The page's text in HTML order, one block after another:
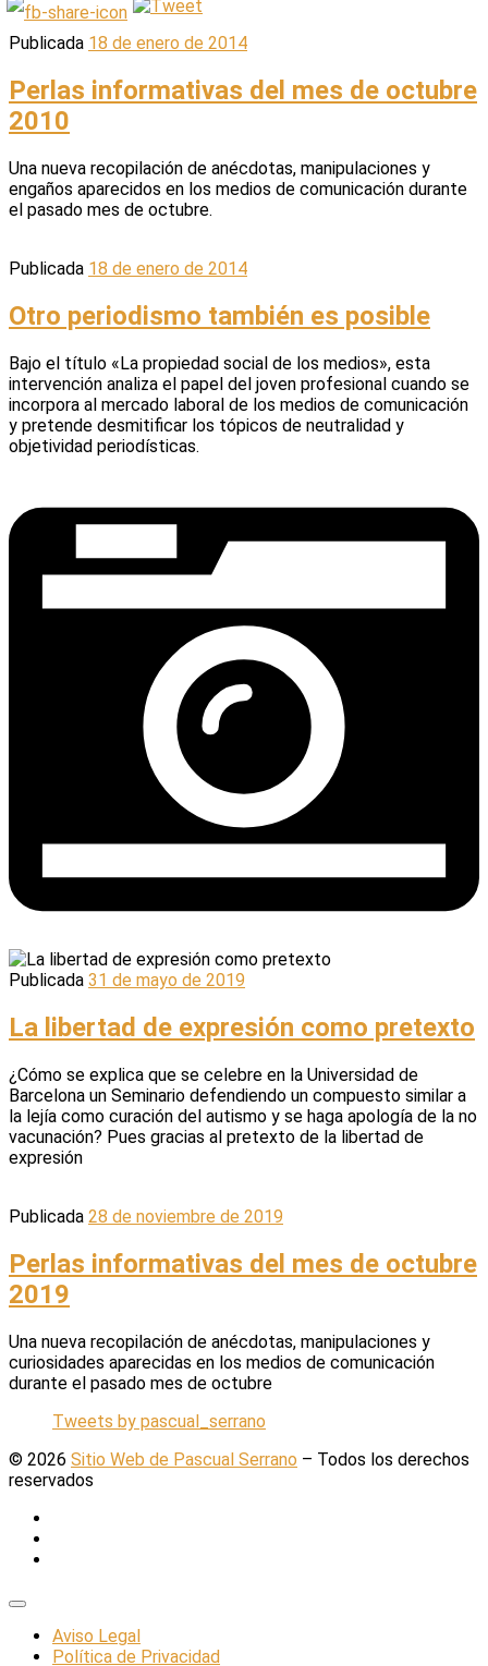
Publicada 18 de enero de 2014
Perlas informativas del mes de octubre
2010
Una nueva recopilación de anécdotas, manipulaciones y
engaños aparecidos en los medios de comunicación durante
el pasado mes de octubre.
Publicada 18 de enero de 2014
Otro periodismo también es posible
Bajo el título «La propiedad social de los medios», esta
intervención analiza el papel del joven profesional cuando se
incorpora al mercado laboral de los medios de comunicación
y pretende desmitificar los tópicos de neutralidad y
objetividad periodísticas.
Publicada 31 de mayo de 2019
La libertad de expresión como pretexto
¿Cómo se explica que se celebre en la Universidad de
Barcelona un Seminario defendiendo un compuesto similar a
la lejía como curación del autismo y se haga apología de la no
vacunación? Pues gracias al pretexto de la libertad de
expresión
Publicada 28 de noviembre de 2019
Perlas informativas del mes de octubre
2019
Una nueva recopilación de anécdotas, manipulaciones y
curiosidades aparecidas en los medios de comunicación
durante el pasado mes de octubre
Tweets by pascual_serrano
© 2026 Sitio Web de Pascual Serrano – Todos los derechos
reservados
Aviso Legal
Política de Privacidad